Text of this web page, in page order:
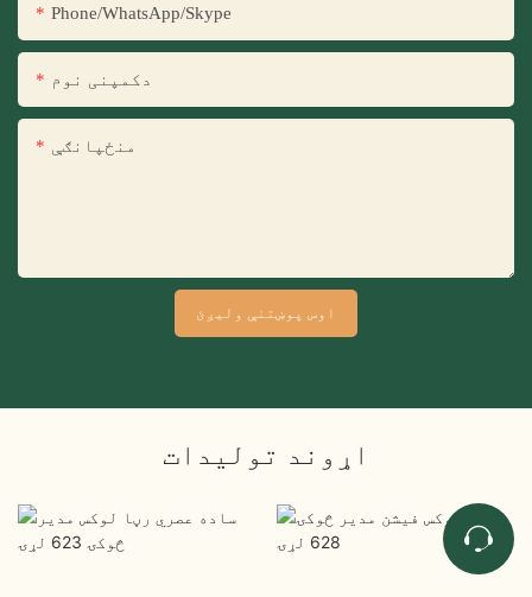
Phone/WhatsApp/Skype
دکمپنی نوم
منځپانګې
اوس پوښتنې ولیږئ
اړوند توليدات